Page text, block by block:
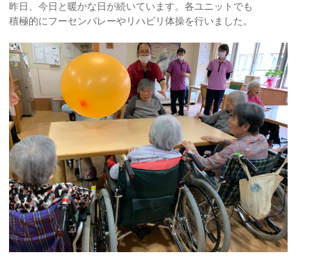
昨日、今日と暖かな日が続いています。各ユニットでも
積極的にフーセンバレーやリハビリ体操を行いました。